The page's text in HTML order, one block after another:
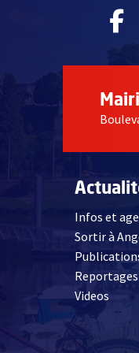
,
Infos et
Sortir à
Videos,